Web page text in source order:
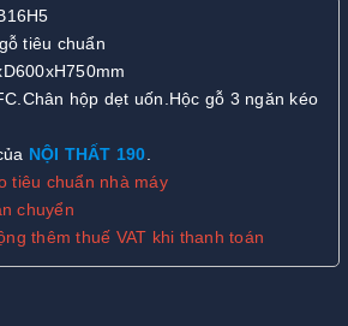
tiêu chuẩn
hộp dẹt uốn.Hộc gỗ 3 ngăn kéo
NỘI THẤT 190.
tiêu chuẩn nhà máy
chuyển
thêm thuế VAT khi thanh toán